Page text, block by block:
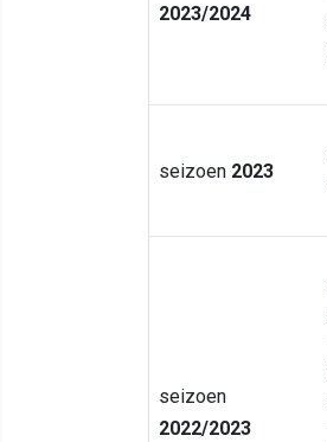
2023/2024
seizoen 2023
seizoen
2022/2023